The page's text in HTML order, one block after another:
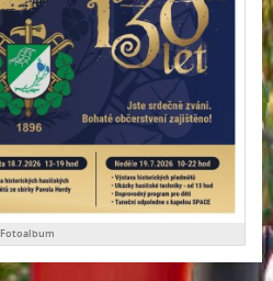
Fotoalbum